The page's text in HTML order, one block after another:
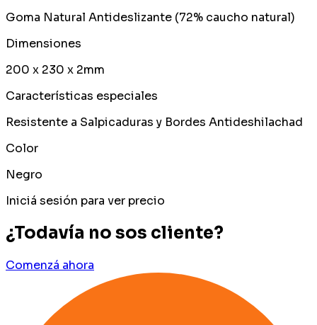
Goma Natural Antideslizante (72% caucho natural)
Dimensiones
200 x 230 x 2mm
Características especiales
Resistente a Salpicaduras y Bordes Antideshilachad
Color
Negro
Iniciá sesión para ver precio
¿Todavía no sos cliente?
Comenzá ahora